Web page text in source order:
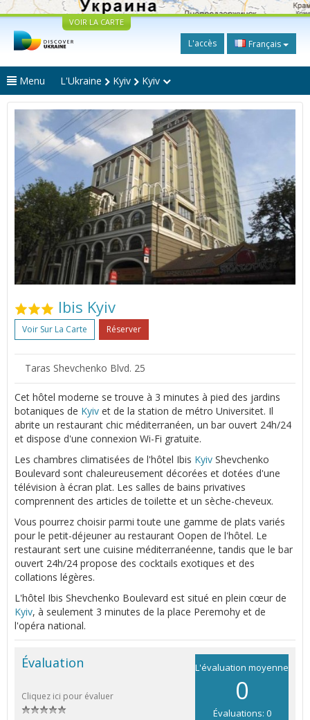
VOIR LA CARTE
L'accès Français
Menu L'Ukraine Kyiv Kyiv
Ibis Kyiv
Voir Sur La Carte Réserver
Taras Shevchenko Blvd. 25
Cet hôtel moderne se trouve à 3 minutes à pied des jardins
botaniques de Kyiv et de la station de métro Universitet. Il
abrite un restaurant chic méditerranéen, un bar ouvert 24h/24
et dispose d'une connexion Wi-Fi gratuite.
Les chambres climatisées de l'hôtel Ibis Kyiv Shevchenko
Boulevard sont chaleureusement décorées et dotées d'une
télévision à écran plat. Les salles de bains privatives
comprennent des articles de toilette et un sèche-cheveux.
Vous pourrez choisir parmi toute une gamme de plats variés
pour le petit-déjeuner au restaurant Oopen de l'hôtel. Le
restaurant sert une cuisine méditerranéenne, tandis que le bar
ouvert 24h/24 propose des cocktails exotiques et des
collations légères.
L'hôtel Ibis Shevchenko Boulevard est situé en plein cœur de
Kyiv, à seulement 3 minutes de la place Peremohy et de
l'opéra national.
L'évaluation moyenne
0
Évaluations: 0
Évaluation
Cliquez ici pour évaluer